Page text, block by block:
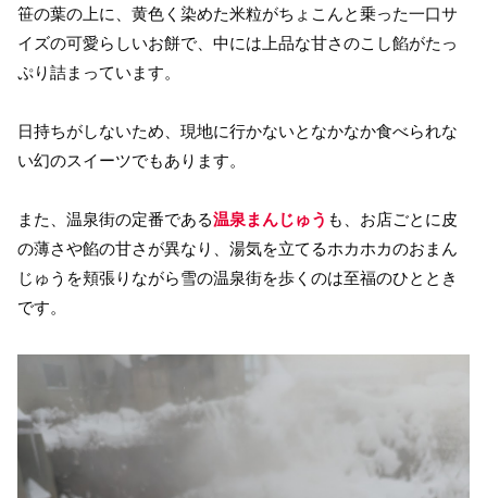
笹の葉の上に、黄色く染めた米粒がちょこんと乗った一口サ
イズの可愛らしいお餅で、中には上品な甘さのこし餡がたっ
ぷり詰まっています。
日持ちがしないため、現地に行かないとなかなか食べられな
い幻のスイーツでもあります。
また、温泉街の定番である温泉まんじゅう も、お店ごとに皮
の薄さや餡の甘さが異なり、湯気を立てるホカホカのおまん
じゅうを頬張りながら雪の温泉街を歩くのは至福のひととき
です。